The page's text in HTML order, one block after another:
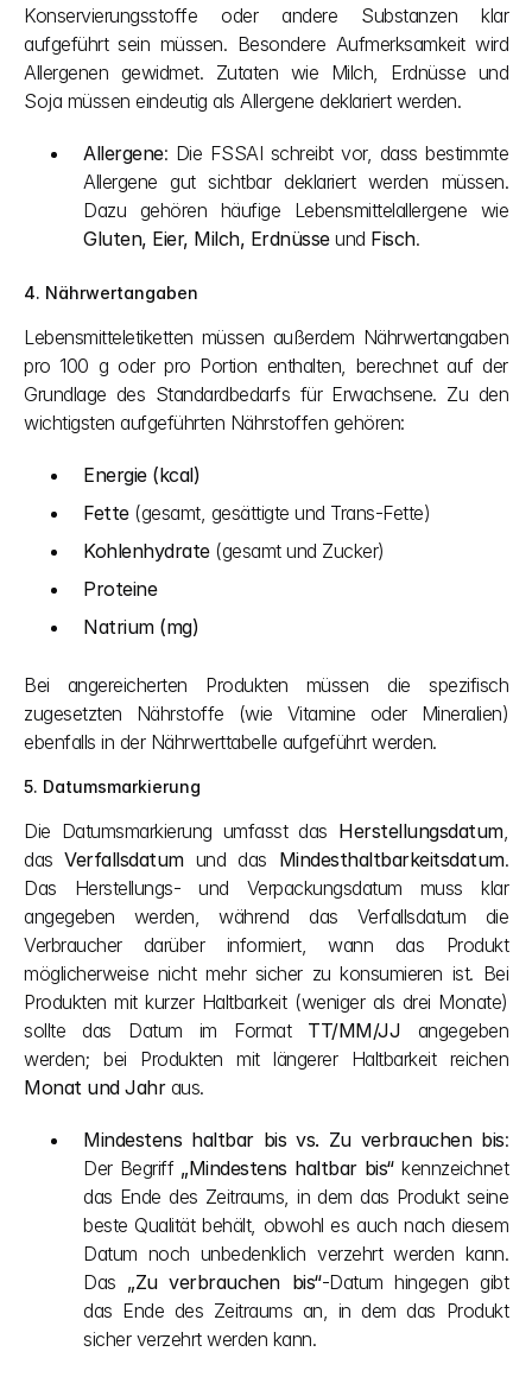
Konservierungsstoffe oder andere Substanzen klar
aufgeführt sein müssen. Besondere Aufmerksamkeit wird
Allergenen gewidmet. Zutaten wie Milch, Erdnüsse und
Soja müssen eindeutig als Allergene deklariert werden.
Allergene: Die FSSAI schreibt vor, dass bestimmte
Allergene gut sichtbar deklariert werden müssen.
Gluten, Eier, Milch, Erdnüsse und Fisch.
4. Nährwertangaben
Lebensmitteletiketten müssen außerdem Nährwertangaben
pro 100 g oder pro Portion enthalten, berechnet auf der
Grundlage des Standardbedarfs für Erwachsene. Zu den
wichtigsten aufgeführten Nährstoffen gehören:
Energie (kcal)
Fette (gesamt, gesättigte und Trans-Fette)
Kohlenhydrate (gesamt und Zucker)
Proteine
Natrium (mg)
Bei angereicherten Produkten müssen die spezifisch
zugesetzten Nährstoffe (wie Vitamine oder Mineralien)
ebenfalls in der Nährwerttabelle aufgeführt werden.
5. Datumsmarkierung
Die Datumsmarkierung umfasst das Herstellungsdatum,
das Verfallsdatum und das Mindesthaltbarkeitsdatum.
Das Herstellungs- und Verpackungsdatum muss klar
angegeben werden, während das Verfallsdatum die
Verbraucher darüber informiert, wann das Produkt
möglicherweise nicht mehr sicher zu konsumieren ist. Bei
Produkten mit kurzer Haltbarkeit (weniger als drei Monate)
sollte das Datum im Format TT/MM/JJ angegeben
Monat und Jahr aus.
Mindestens haltbar bis vs. Zu verbrauchen bis:
Der Begriff „Mindestens haltbar bis“ kennzeichnet
das Ende des Zeitraums, in dem das Produkt seine
beste Qualität behält, obwohl es auch nach diesem
Datum noch unbedenklich verzehrt werden kann.
Das „Zu verbrauchen bis“-Datum hingegen gibt
das Ende des Zeitraums an, in dem das Produkt
sicher verzehrt werden kann.